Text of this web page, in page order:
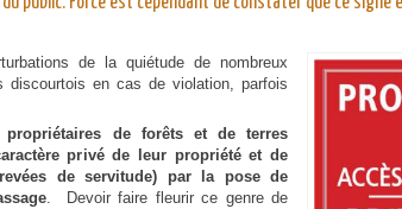
de la quiétude de nombreux
discourtois en cas de violation, parfois
propriétaires de forêts et de terres
privé de leur propriété et de
de servitude) par la pose de
. Devoir faire fleurir ce genre de